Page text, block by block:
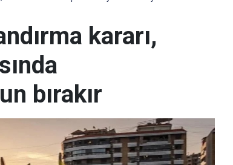
kararı,
bırakır